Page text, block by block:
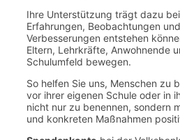
Ihre Unterstützung trägt dazu
Erfahrungen, Beobachtungen
Verbesserungen entstehen
Eltern, Lehrkräfte, Anwohnende
Schulumfeld bewegen.
So helfen Sie uns, Menschen zu
vor ihrer eigenen Schule oder in
nicht nur zu benennen, sondern
und konkreten Maßnahmen